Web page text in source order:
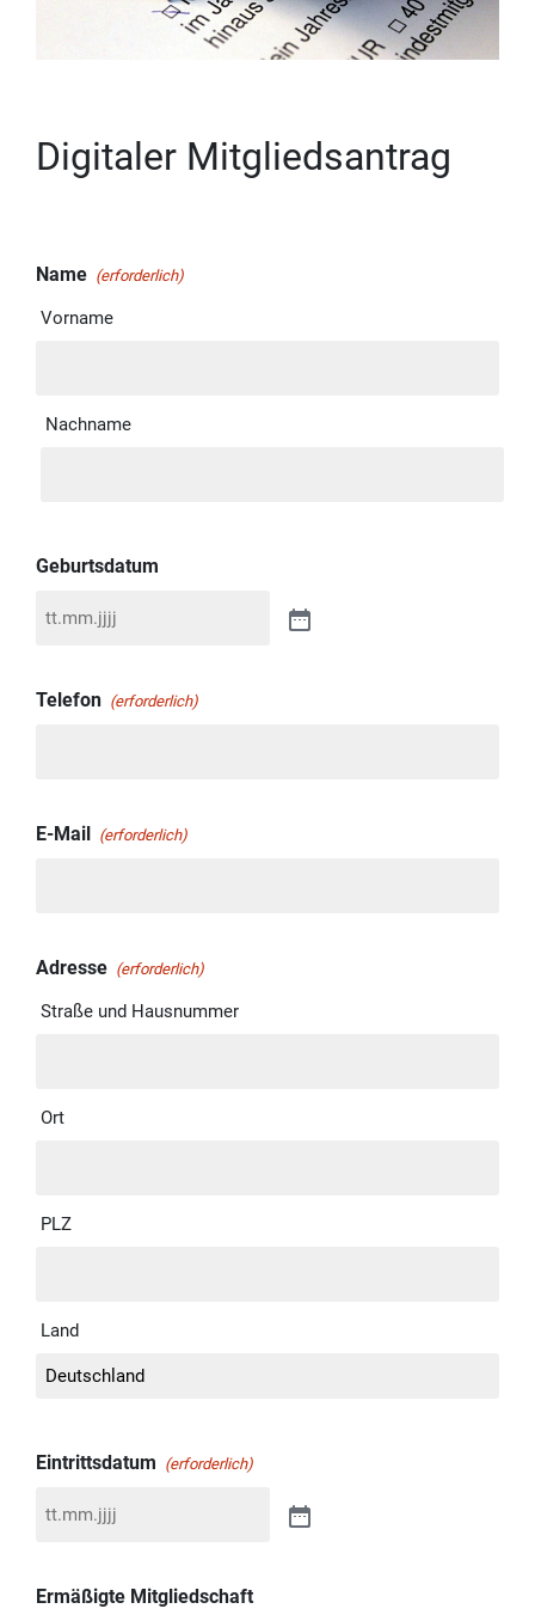
Digitaler Mitgliedsantrag
Name (erforderlich)
Vorname
Nachname
Geburtsdatum
Telefon (erforderlich)
E-Mail (erforderlich)
Adresse (erforderlich)
Straße und Hausnummer
Ort
PLZ
Land
Eintrittsdatum (erforderlich)
Ermäßigte Mitgliedschaft